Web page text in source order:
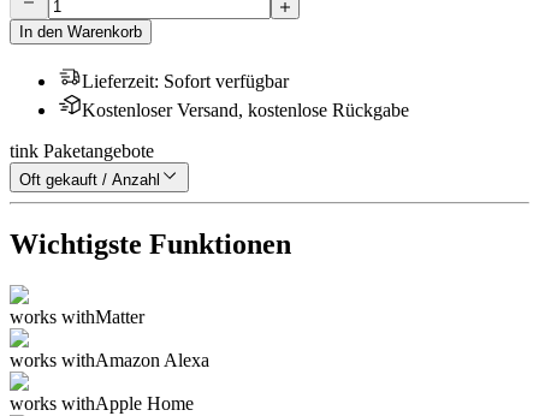
In den Warenkorb
Lieferzeit: Sofort verfügbar
Kostenloser Versand, kostenlose Rückgabe
tink Paketangebote
Oft gekauft / Anzahl
Wichtigste Funktionen
works withMatter
works withAmazon Alexa
works withApple Home